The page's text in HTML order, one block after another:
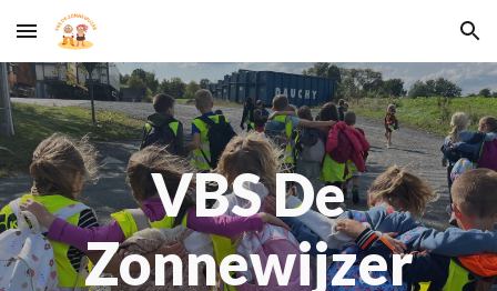
Skip to main content Skip to navigation
VBS De
Zonnewijzer